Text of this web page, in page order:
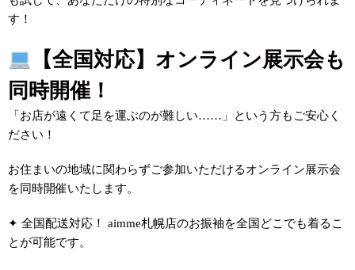
す！
【全国対応】オンライン展示会も
同時開催！
「お店が遠くて足を運ぶのが難しい……」という方もご安心く
ださい！
お住まいの地域に関わらずご参加いただけるオンライン展示会
を同時開催いたします。
✦ 全国配送対応！ aimme札幌店のお振袖を全国どこでも着るこ
とが可能です。